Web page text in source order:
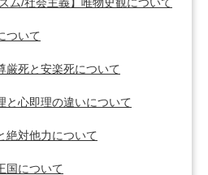
ム/社会主義】唯物史観について
ついて
厳死と安楽死について
と心即理の違いについて
絶対他力について
国について